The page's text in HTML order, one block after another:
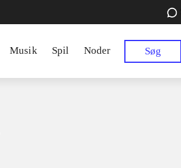
Musik Spil Noder Søg